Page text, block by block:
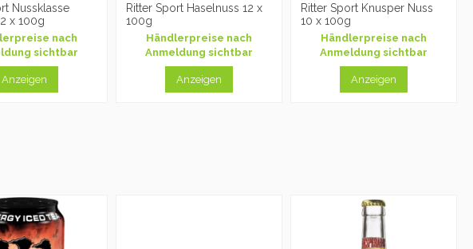
Nussklasse
x 100g
nach
sichtbar
Anzeigen
Ritter Sport Haselnuss 12 x
100g
Händlerpreise nach
Anmeldung sichtbar
Anzeigen
Ritter Sport Knusper Nuss
10 x 100g
Händlerpreise nach
Anmeldung sichtbar
Anzeigen